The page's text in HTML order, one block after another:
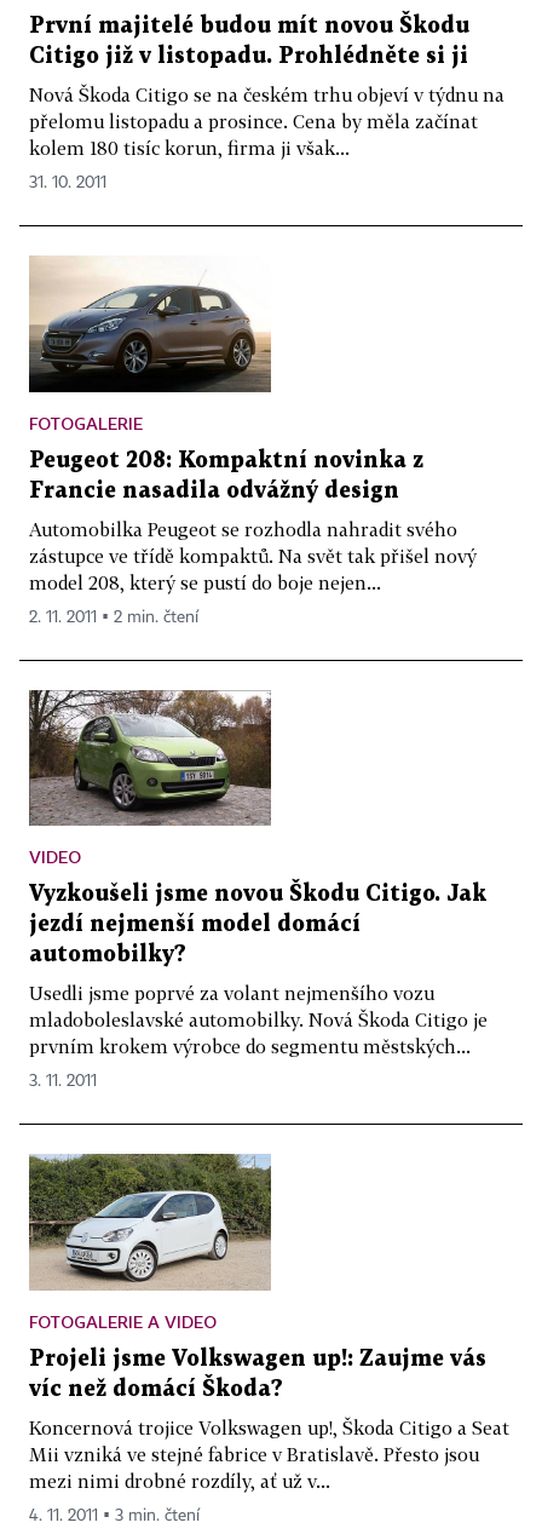
První majitelé budou mít novou Škodu
Citigo již v listopadu. Prohlédněte si ji
Nová Škoda Citigo se na českém trhu objeví v týdnu na
přelomu listopadu a prosince. Cena by měla začínat
kolem 180 tisíc korun, firma ji však...
31. 10. 2011
FOTOGALERIE
Peugeot 208: Kompaktní novinka z
Francie nasadila odvážný design
Automobilka Peugeot se rozhodla nahradit svého
zástupce ve třídě kompaktů. Na svět tak přišel nový
model 208, který se pustí do boje nejen...
2. 11. 2011 ▪ 2 min. čtení
VIDEO
Vyzkoušeli jsme novou Škodu Citigo. Jak
jezdí nejmenší model domácí
automobilky?
Usedli jsme poprvé za volant nejmenšího vozu
mladoboleslavské automobilky. Nová Škoda Citigo je
prvním krokem výrobce do segmentu městských...
3. 11. 2011
FOTOGALERIE A VIDEO
Projeli jsme Volkswagen up!: Zaujme vás
víc než domácí Škoda?
Koncernová trojice Volkswagen up!, Škoda Citigo a Seat
Mii vzniká ve stejné fabrice v Bratislavě. Přesto jsou
mezi nimi drobné rozdíly, ať už v...
4. 11. 2011 ▪ 3 min. čtení